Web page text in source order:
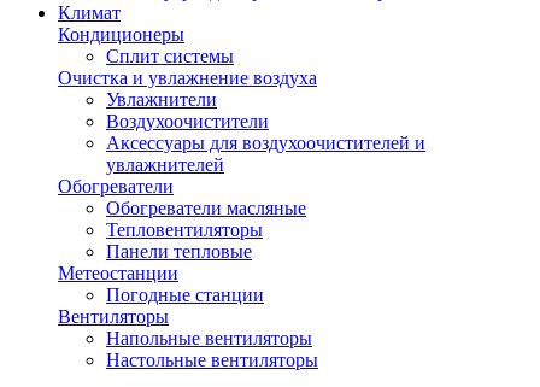
Климат
Кондиционеры
Сплит системы
Очистка и увлажнение воздуха
Увлажнители
Воздухоочистители
Аксессуары для воздухоочистителей и
увлажнителей
Обогреватели
Обогреватели масляные
Тепловентиляторы
Панели тепловые
Метеостанции
Погодные станции
Вентиляторы
Напольные вентиляторы
Настольные вентиляторы